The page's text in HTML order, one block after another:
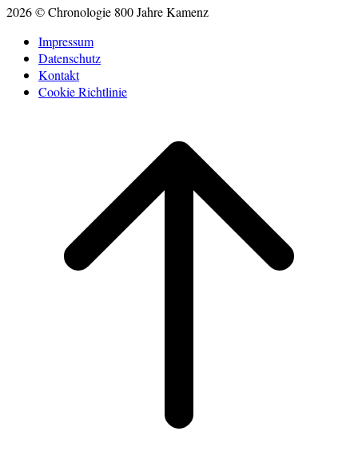
2026 © Chronologie 800 Jahre Kamenz
Impressum
Datenschutz
Kontakt
Cookie Richtlinie